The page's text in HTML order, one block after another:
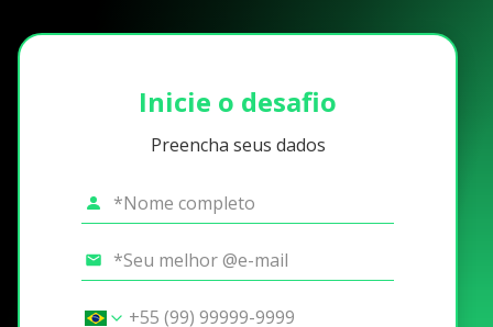
Inicie o desafio
Preencha seus dados